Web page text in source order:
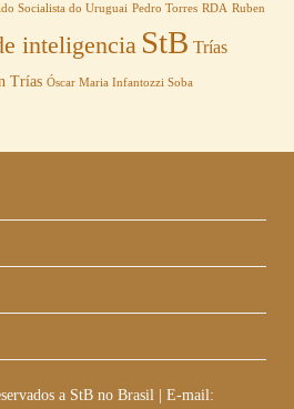
Socialista do Uruguai Pedro Torres RDA Ruben
inteligencia StB Trías
Trías Óscar Maria Infantozzi Soba
a StB no Brasil E-mail: